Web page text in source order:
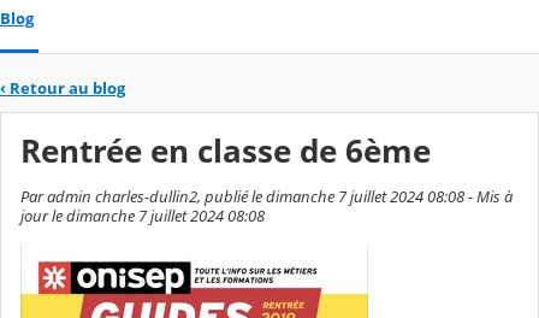
Blog
‹ Retour au blog
Rentrée en classe de 6ème
Par admin charles-dullin2, publié le dimanche 7 juillet 2024 08:08 - Mis à
jour le dimanche 7 juillet 2024 08:08